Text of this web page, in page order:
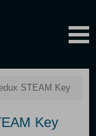
STEAM Key
Key